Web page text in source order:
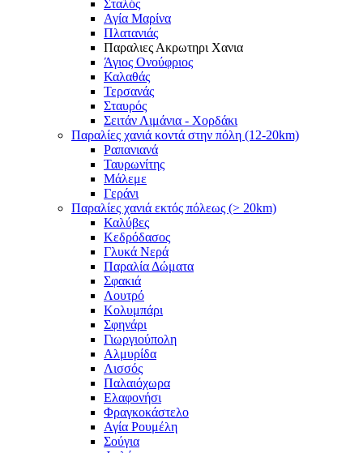
Σταλός
Αγία Μαρίνα
Πλατανιάς
Παραλιες Ακρωτηρι Χανια
Άγιος Ονούφριος
Καλαθάς
Τερσανάς
Σταυρός
Σειτάν Λιμάνια - Χορδάκι
Παραλίες χανιά κοντά στην πόλη (12-20km)
Ραπανιανά
Ταυρωνίτης
Μάλεμε
Γεράνι
Παραλίες χανιά εκτός πόλεως (> 20km)
Καλύβες
Κεδρόδασος
Γλυκά Νερά
Παραλία Δώματα
Σφακιά
Λουτρό
Κολυμπάρι
Σφηνάρι
Γιωργιούπολη
Αλμυρίδα
Λισσός
Παλαιόχωρα
Ελαφονήσι
Φραγκοκάστελο
Αγία Ρουμέλη
Σούγια